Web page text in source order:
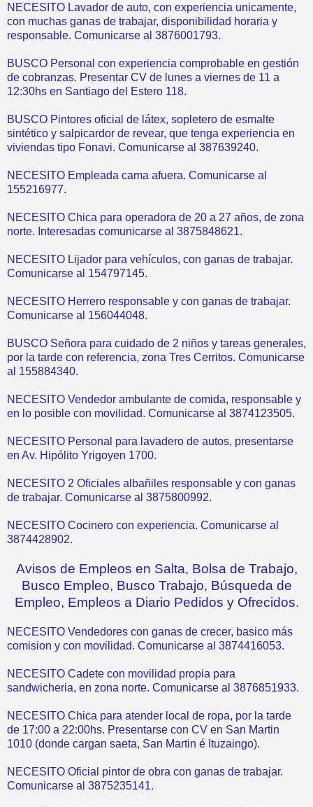
NECESITO Lavador de auto, con experiencia unicamente,
con muchas ganas de trabajar, disponibilidad horaria y
responsable. Comunicarse al 3876001793.
BUSCO Personal con experiencia comprobable en gestión
de cobranzas. Presentar CV de lunes a viernes de 11 a
12:30hs en Santiago del Estero 118.
BUSCO Pintores oficial de látex, sopletero de esmalte
sintético y salpicardor de revear, que tenga experiencia en
viviendas tipo Fonavi. Comunicarse al 387639240.
NECESITO Empleada cama afuera. Comunicarse al
155216977.
NECESITO Chica para operadora de 20 a 27 años, de zona
norte. Interesadas comunicarse al 3875848621.
NECESITO Lijador para vehículos, con ganas de trabajar.
Comunicarse al 154797145.
NECESITO Herrero responsable y con ganas de trabajar.
Comunicarse al 156044048.
BUSCO Señora para cuidado de 2 niños y tareas generales,
por la tarde con referencia, zona Tres Cerritos. Comunicarse
al 155884340.
NECESITO Vendedor ambulante de comida, responsable y
en lo posible con movilidad. Comunicarse al 3874123505.
NECESITO Personal para lavadero de autos, presentarse
en Av. Hipólito Yrigoyen 1700.
NECESITO 2 Oficiales albañiles responsable y con ganas
de trabajar. Comunicarse al 3875800992.
NECESITO Cocinero con experiencia. Comunicarse al
3874428902.
Avisos de Empleos en Salta, Bolsa de Trabajo,
Busco Empleo, Busco Trabajo, Búsqueda de
Empleo, Empleos a Diario Pedidos y Ofrecidos.
NECESITO Vendedores con ganas de crecer, basico más
comision y con movilidad. Comunicarse al 3874416053.
NECESITO Cadete con movilidad propia para
sandwicheria, en zona norte. Comunicarse al 3876851933.
NECESITO Chica para atender local de ropa, por la tarde
de 17:00 a 22:00hs. Presentarse con CV en San Martin
1010 (donde cargan saeta, San Martin é Ituzaingo).
NECESITO Oficial pintor de obra con ganas de trabajar.
Comunicarse al 3875235141.